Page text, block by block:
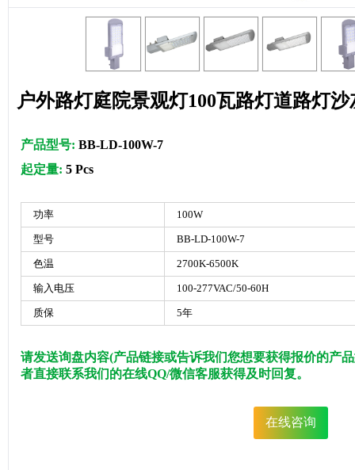
户外路灯庭院景观灯100瓦路灯道路灯沙
产品型号: BB-LD-100W-7
起定量: 5 Pcs
功率 100W
型号 BB-LD-100W-7
色温 2700K-6500K
输入电压 100-277VAC/50-60H
质保 5年
请发送询盘内容(产品链接或告诉我们您想要获得报价的产
者直接联系我们的在线QQ/微信客服获得及时回复。
在线咨询